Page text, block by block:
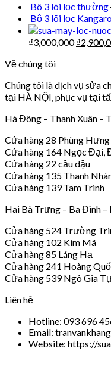
Bô 3 lõi lọc thường
Bộ 3 lõi lọc
₫3,000,000 ₫
Về chúng tôi
Chúng tôi là dịch vụ sửa
tại HÀ NỘI, phục vụ tại
Hà Đông – Thanh Xuân –
Cửa hàng 28 Phùng
Cửa hàng 164 Ngọc Đại,
Cửa hàng 22 cầu dậu
Cửa hàng 135 Thanh
Cửa hàng 139 Tam Trinh
Hai Bà Trưng – Ba Đình –
Cửa hàng 524 Trường
Cửa hàng 102 Kim Mã
Cửa hàng 85 Láng Hạ
Cửa hàng 241 Hoàng
Cửa hàng 539 Ngô Gia
Liên hệ
Hotline: 093 696
Email:
Website: https://